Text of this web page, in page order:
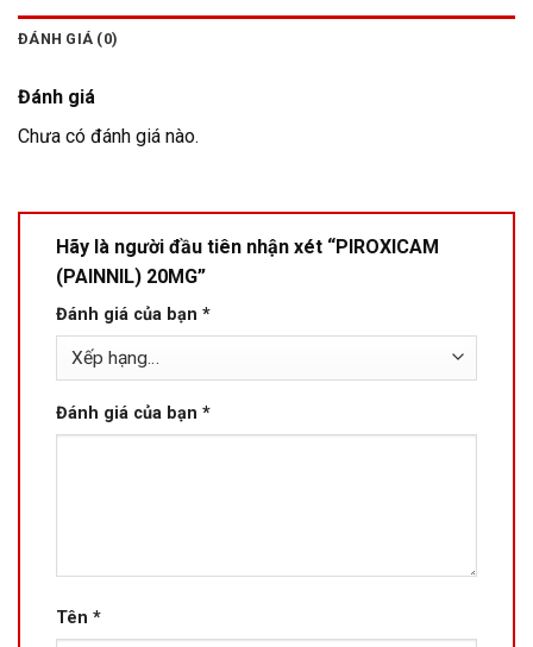
ĐÁNH GIÁ (0)
Đánh giá
Chưa có đánh giá nào.
Hãy là người đầu tiên nhận xét “PIROXICAM
(PAINNIL) 20MG”
Đánh giá của bạn *
Đánh giá của bạn *
Tên *